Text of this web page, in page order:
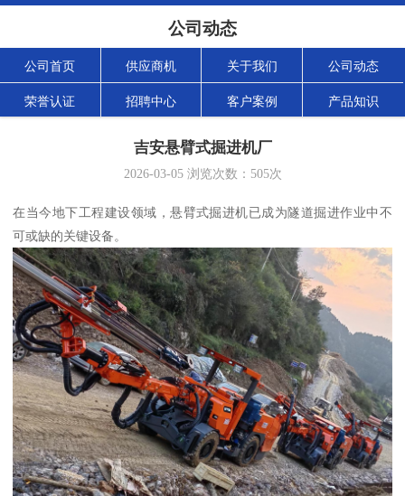
公司动态
公司首页 供应商机 关于我们 公司动态
荣誉认证 招聘中心 客户案例 产品知识
吉安悬臂式掘进机厂
2026-03-05浏览次数： 505次
在当今地下工程建设领域，悬臂式掘进机已成为隧道掘进作业中不
可或缺的关键设备。